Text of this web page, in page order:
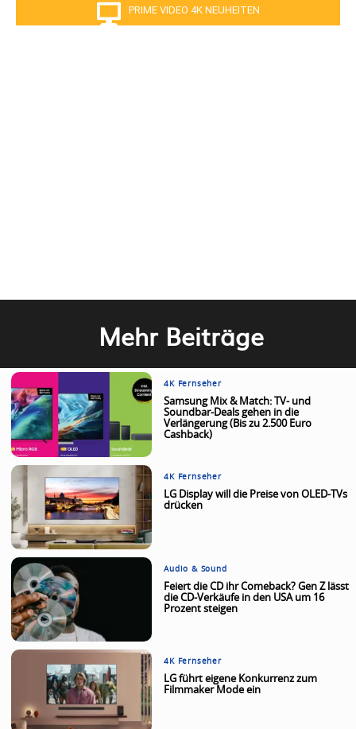
PRIME VIDEO 4K NEUHEITEN
Mehr Beiträge
4K Fernseher
Samsung Mix & Match: TV- und
Soundbar-Deals gehen in die
Verlängerung (Bis zu 2.500 Euro
Cashback)
4K Fernseher
LG Display will die Preise von OLED-TVs
drücken
Audio & Sound
Feiert die CD ihr Comeback? Gen Z lässt
die CD-Verkäufe in den USA um 16
Prozent steigen
4K Fernseher
LG führt eigene Konkurrenz zum
Filmmaker Mode ein